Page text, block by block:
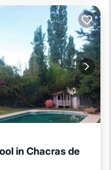
in Chacras de